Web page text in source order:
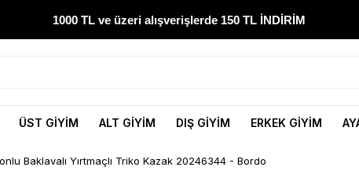
1000 TL ve üzeri alışverişlerde 150 TL İNDİRİM
ÜST GİYİM ALT GİYİM DIŞ GİYİM ERKEK GİYİM
Baklavalı Yırtmaçlı Triko Kazak 20246344 - Bordo